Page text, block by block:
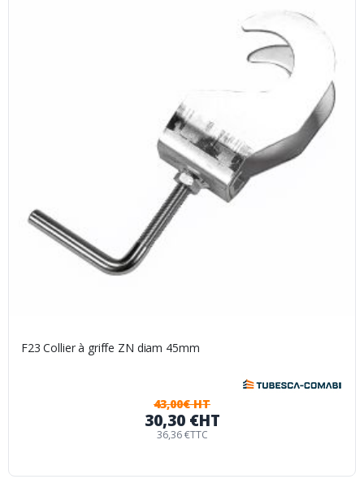
F23 Collier à griffe ZN diam 45mm
43,00€ HT
30,30 €HT
36,36 €TTC